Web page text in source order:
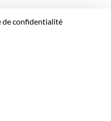
de confidentialité